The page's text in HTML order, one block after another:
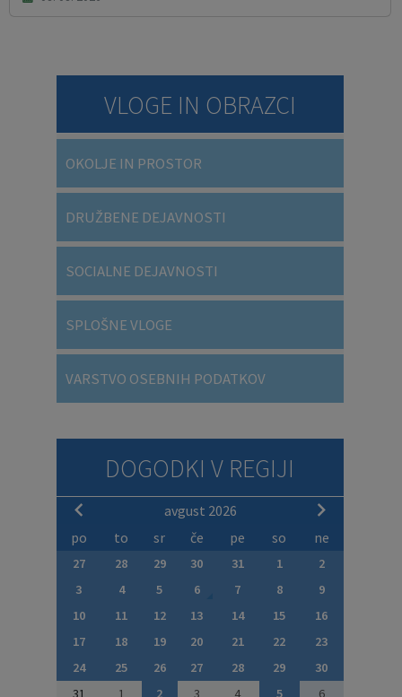
VLOGE IN OBRAZCI
OKOLJE IN PROSTOR
DRUŽBENE DEJAVNOSTI
SOCIALNE DEJAVNOSTI
SPLOŠNE VLOGE
VARSTVO OSEBNIH PODATKOV
DOGODKI V REGIJI
avgust 2026
po
to sr če pe so ne
27 28 29 30 31 1
2
3
4 5 6 7 8
9
10
11 12 13 14 15
16
17
18 19 20 21 22
23
24
25 26 27 28 29
30
31
1 2 3 4 5 6